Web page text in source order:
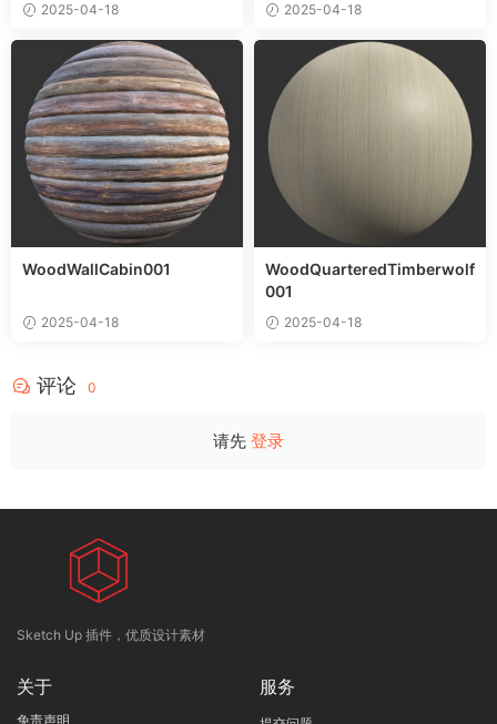
2025-04-18 2025-04-18
WoodWallCabin001
2025-04-18
WoodQuarteredTimberwolf
001
2025-04-18
评论 0
请先 登录
Sketch Up 插件，优质设计素材
关于
免责声明
服务